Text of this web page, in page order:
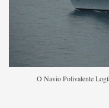
O Navio Polivalente